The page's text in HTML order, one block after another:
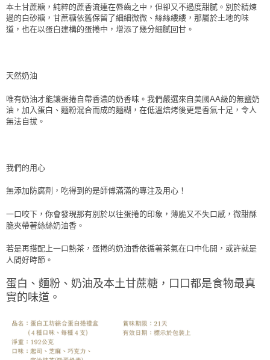
本土甘蔗糖，純粹的蔗香流連在唇齒之中，但卻又不過度甜膩。別於精煉
過的白砂糖，甘蔗糖依舊保留了細細微微、絲絲縷縷，那屬於土地的味
道，也在以蛋白建構的蛋捲中，增添了幾分細膩回甘。
天然奶油
唯有奶油才能讓蛋捲自帶香濃的奶香味。我們嚴選來自美國AA級的無鹽奶
油，加入蛋白、麵粉混合而成的麵糊，在低溫焙烤後更是香氣十足，令人
無法自拔。
我們的用心
無添加防腐劑，吃得到的是師傅滿滿的專注及用心！
一口咬下，你會發現那有別於以往蛋捲的印象，薄脆又不失口感，微甜酥
脆夾帶著絲絲奶油香。
若是再搭配上一口熱茶，蛋捲的奶油香依循著茶氣在口中化開，或許就是
人間好時節。
蛋白、麵粉、奶油及本土甘蔗糖，口口都是食物最真
實的味道。